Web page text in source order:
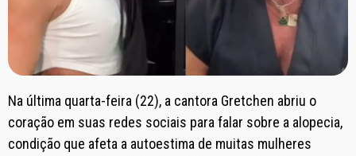
Na última quarta-feira (22), a cantora Gretchen abriu o
coração em suas redes sociais para falar sobre a alopecia,
condição que afeta a autoestima de muitas mulheres